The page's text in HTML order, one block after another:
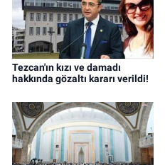
Tezcan'ın kızı ve damadı
hakkında gözaltı kararı verildi!